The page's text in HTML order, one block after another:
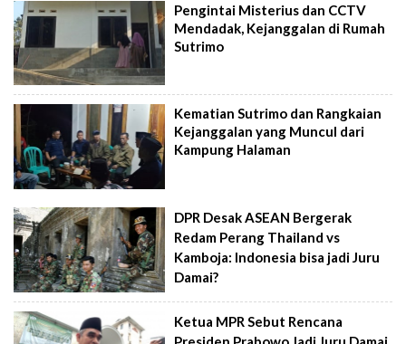
Pengintai Misterius dan CCTV
Mendadak, Kejanggalan di Rumah
Sutrimo
Kematian Sutrimo dan Rangkaian
Kejanggalan yang Muncul dari
Kampung Halaman
DPR Desak ASEAN Bergerak
Redam Perang Thailand vs
Kamboja: Indonesia bisa jadi Juru
Damai?
Ketua MPR Sebut Rencana